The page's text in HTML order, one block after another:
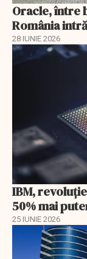
Oracle, între
România
28 IUNIE 2026
IBM,
50% mai
25 IUNIE 2026